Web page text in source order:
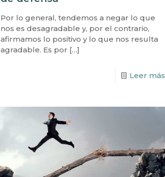
Por lo general, tendemos a negar lo que
nos es desagradable y, por el contrario,
afirmamos lo positivo y lo que nos resulta
agradable. Es por […]
Leer más